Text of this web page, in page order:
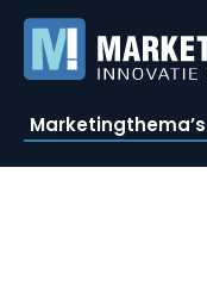
Marketingthema’s